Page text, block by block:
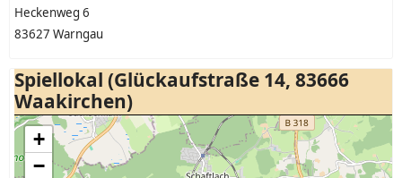
Heckenweg 6
83627 Warngau
Spiellokal (Glückaufstraße 14, 83666
Waakirchen)
+
−